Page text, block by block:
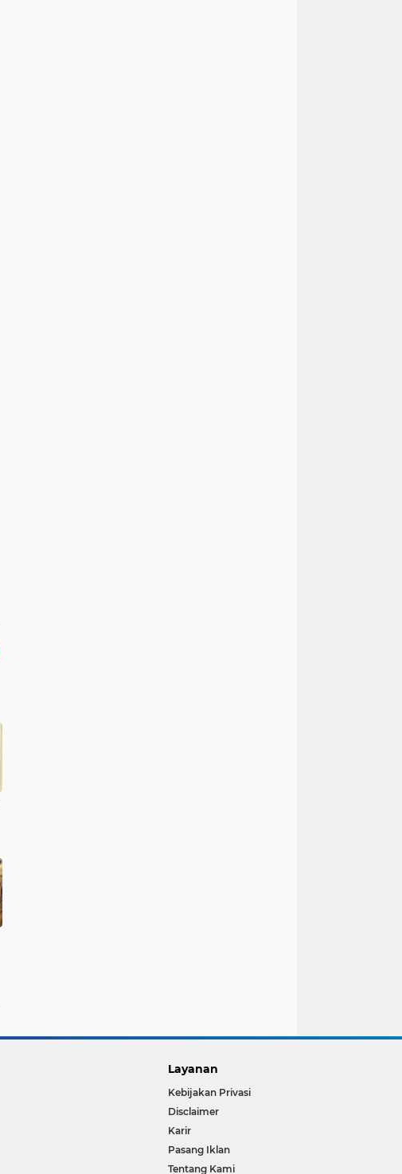
Layanan
Kebijakan Privasi
Disclaimer
Karir
Pasang Iklan
Tentang Kami